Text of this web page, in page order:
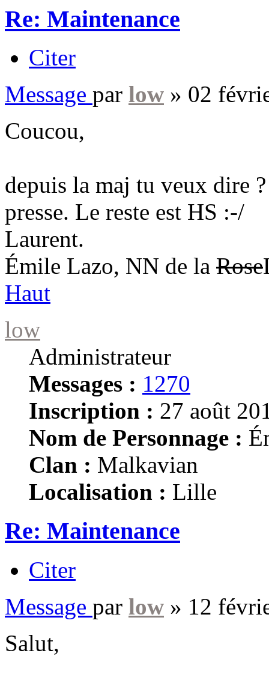
Re: Maintenance
Citer
Message par low » 02
Coucou,
depuis la maj tu veux dire
presse. Le reste est HS :-/
Laurent.
Émile Lazo, NN de la Rose
Haut
low
Administrateur
Messages : 1270
Inscription : 27 août
Nom de Personnage :
Clan : Malkavian
Localisation : Lille
Re: Maintenance
Citer
Message par low » 12
Salut,